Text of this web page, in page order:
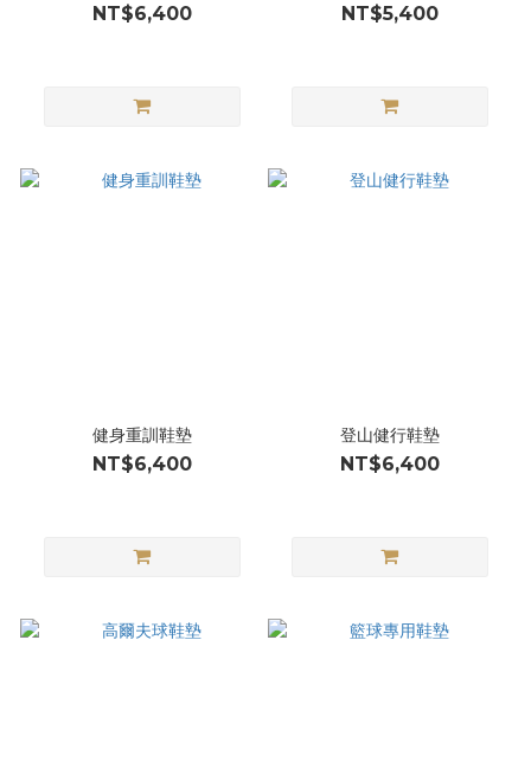
NT$6,400 NT$5,400
健身重訓鞋墊
NT$6,400
登山健行鞋墊
NT$6,400